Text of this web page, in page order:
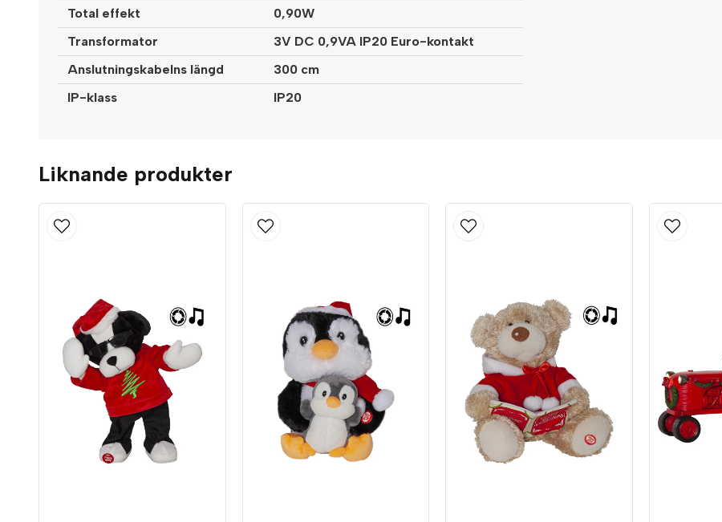
Total effekt
0,90W
Transformator
3V DC 0,9VA IP20 Euro-kontakt
Anslutningskabelns längd
300 cm
IP-klass
IP20
Liknande produkter